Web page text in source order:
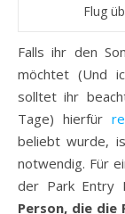
Flug
Falls ihr den
möchtet (Und
solltet ihr
Tage) hierfür
beliebt wurde,
notwendig. Für
der Park Entry
Person, die die